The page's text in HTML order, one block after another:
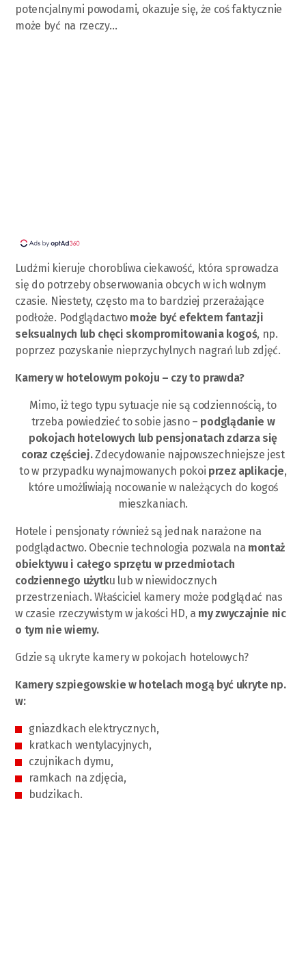
potencjalnymi powodami, okazuje się, że coś faktycznie
może być na rzeczy…
Ludźmi kieruje chorobliwa ciekawość, która sprowadza
się do potrzeby obserwowania obcych w ich wolnym
czasie. Niestety, często ma to bardziej przerażające
podłoże. Podglądactwomoże być efektem fantazji
seksualnych lub chęci skompromitowania kogoś, np.
poprzez pozyskanie nieprzychylnych nagrań lub zdjęć.
Kamery w hotelowym pokoju – czy to prawda?
Mimo, iż tego typu sytuacje nie są codziennością, to
trzeba powiedzieć to sobie jasno – podglądanie w
pokojach hotelowych lub pensjonatach zdarza się
coraz częściej.Zdecydowanie najpowszechniejsze jest
to w przypadku wynajmowanych pokoi przez aplikacje,
które umożliwiają nocowanie w należących do kogoś
mieszkaniach.
Hotele i pensjonaty również są jednak narażone na
podglądactwo. Obecnie technologia pozwala na montaż
obiektywu i całego sprzętu w przedmiotach
codziennego użytku lub w niewidocznych
przestrzeniach. Właściciel kamery może podglądać nas
w czasie rzeczywistym w jakości HD, a my zwyczajnie nic
o tym nie wiemy.
Gdzie są ukryte kamery w pokojach hotelowych?
Kamery szpiegowskie w hotelach mogą być ukryte np.
w:
gniazdkach elektrycznych,
kratkach wentylacyjnych,
czujnikach dymu,
ramkach na zdjęcia,
budzikach.